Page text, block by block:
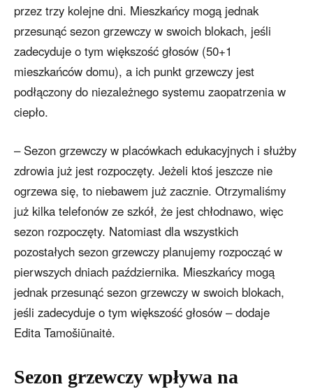
przez trzy kolejne dni. Mieszkańcy mogą jednak
przesunąć sezon grzewczy w swoich blokach, jeśli
zadecyduje o tym większość głosów (50+1
mieszkańców domu), a ich punkt grzewczy jest
podłączony do niezależnego systemu zaopatrzenia w
ciepło.
– Sezon grzewczy w placówkach edukacyjnych i służby
zdrowia już jest rozpoczęty. Jeżeli ktoś jeszcze nie
ogrzewa się, to niebawem już zacznie. Otrzymaliśmy
już kilka telefonów ze szkół, że jest chłodnawo, więc
sezon rozpoczęty. Natomiast dla wszystkich
pozostałych sezon grzewczy planujemy rozpocząć w
pierwszych dniach października. Mieszkańcy mogą
jednak przesunąć sezon grzewczy w swoich blokach,
jeśli zadecyduje o tym większość głosów – dodaje
Edita Tamošiūnaitė.
Sezon grzewczy wpływa na